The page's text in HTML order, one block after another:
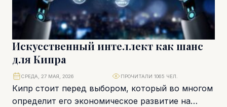
Искусственный интеллект как шанс
для Кипра
Кипр стоит перед выбором, который во многом
определит его экономическое развитие на
СРЕДА, 27 МАЯ, 2026 ПРОЧИТАЛИ 1065 ЧЕЛ.